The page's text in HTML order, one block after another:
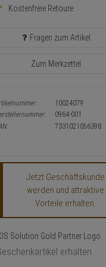
Kostenfreie Retoure
Fragen zum Artikel
Zum Merkzettel
10024079
0964-001
7331021056398
Jetzt Geschäftskunde
werden und attraktive
Vorteile erhalten.
erhalten